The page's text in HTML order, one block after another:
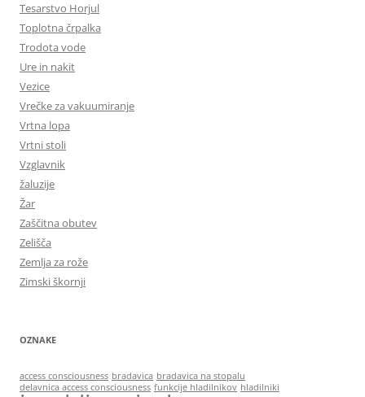
Tesarstvo Horjul
Toplotna črpalka
Trodota vode
Ure in nakit
Vezice
Vrečke za vakuumiranje
Vrtna lopa
Vrtni stoli
Vzglavnik
žaluzije
Žar
Zaščitna obutev
Zelišča
Zemlja za rože
Zimski škornji
OZNAKE
access consciousness bradavica bradavica na stopalu
delavnica access consciousness funkcije hladilnikov hladilniki